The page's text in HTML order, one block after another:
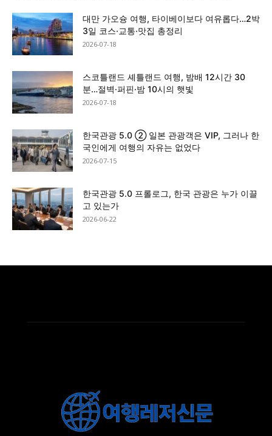
대만 가오슝 여행, 타이베이보다 여유롭다…2박
3일 코스·교통·맛집 총정리
2026-07-18
스코틀랜드 셰틀랜드 여행, 밤배 12시간 30
분…절벽·퍼핀·밤 10시의 햇빛
2026-07-18
한국관광 5.0 ② 일본 관광객은 VIP, 그러나 한
국인에게 여행의 자유는 없었다
2026-07-15
한국관광 5.0 프롤로그, 한국 관광은 누가 이끌
고 있는가
2026-06-22